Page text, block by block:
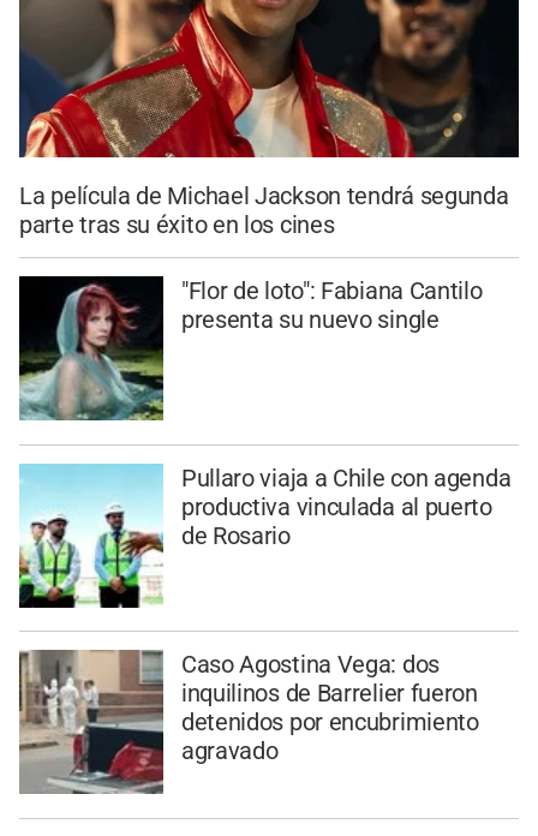
La película de Michael Jackson tendrá segunda
parte tras su éxito en los cines
"Flor de loto": Fabiana Cantilo
presenta su nuevo single
Pullaro viaja a Chile con agenda
productiva vinculada al puerto
de Rosario
Caso Agostina Vega: dos
inquilinos de Barrelier fueron
detenidos por encubrimiento
agravado